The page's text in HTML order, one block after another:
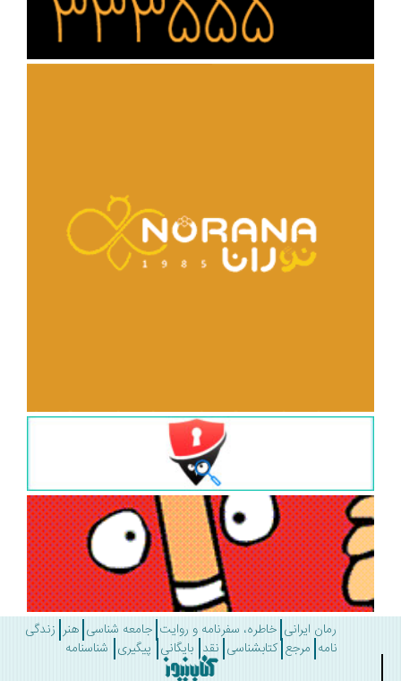
رمان ایرانی خاطره، سفرنامه و روایت جامعه شناسی هنر زندگی
نامه مرجع کتابشناسی نقد بایگانی پیگیری شناسنامه